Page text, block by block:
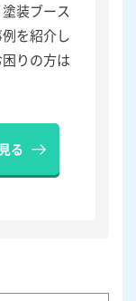
装ブース
を紹介し
りの方は
る